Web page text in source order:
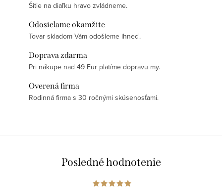
Šitie na diaľku hravo zvládneme.
Odosielame okamžite
Tovar skladom Vám odošleme ihneď.
Doprava zdarma
Pri nákupe nad 49 Eur platíme dopravu my.
Overená firma
Rodinná firma s 30 ročnými skúsenosťami.
Posledné hodnotenie